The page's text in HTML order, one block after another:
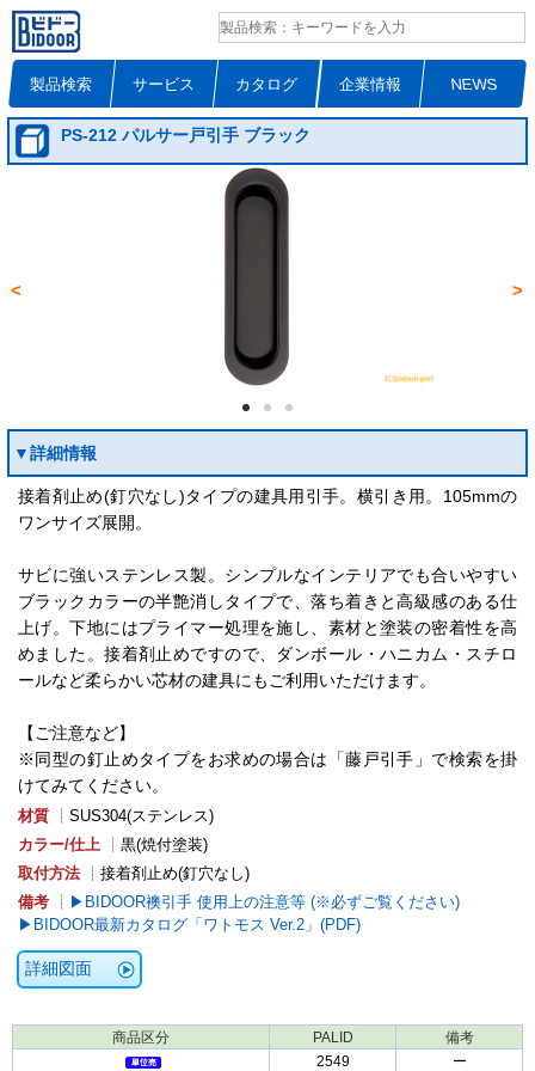
製品検索 サービス カタログ 企業情報 NEWS
PS-212 パルサー戸引手 ブラック
< >
▼詳細情報
接着剤止め(釘穴なし)タイプの建具用引手。横引き用。105mmの
ワンサイズ展開。
サビに強いステンレス製。シンプルなインテリアでも合いやすい
ブラックカラーの半艶消しタイプで、落ち着きと高級感のある仕
上げ。下地にはプライマー処理を施し、素材と塗装の密着性を高
めました。接着剤止めですので、ダンボール・ハニカム・スチロ
ールなど柔らかい芯材の建具にもご利用いただけます。
【ご注意など】
※同型の釘止めタイプをお求めの場合は「藤戸引手」で検索を掛
けてみてください。
材質
┊SUS304(ステンレス)
カラー/仕上
┊黒(焼付塗装)
取付方法
┊接着剤止め(釘穴なし)
備考
┊
BIDOOR襖引手 使用上の注意等 (※必ずご覧ください)
BIDOOR最新カタログ「ワトモス Ver.2」(PDF)
詳細図面
商品区分 PALID
備考
2549
ー